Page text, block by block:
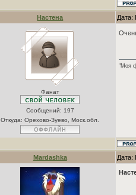
Настена Дата:
Фанат
Сообщений: 197
Откуда: Орехово-Зуево, Моск.обл.
"Моя
Mardashka Дата: